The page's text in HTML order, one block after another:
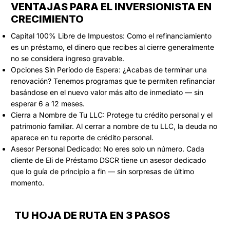
VENTAJAS PARA EL INVERSIONISTA EN
CRECIMIENTO
Capital 100% Libre de Impuestos: Como el refinanciamiento
es un préstamo, el dinero que recibes al cierre generalmente
no se considera ingreso gravable.
Opciones Sin Período de Espera: ¿Acabas de terminar una
renovación? Tenemos programas que te permiten refinanciar
basándose en el nuevo valor más alto de inmediato — sin
esperar 6 a 12 meses.
Cierra a Nombre de Tu LLC: Protege tu crédito personal y el
patrimonio familiar. Al cerrar a nombre de tu LLC, la deuda no
aparece en tu reporte de crédito personal.
Asesor Personal Dedicado: No eres solo un número. Cada
cliente de Eli de Préstamo DSCR tiene un asesor dedicado
que lo guía de principio a fin — sin sorpresas de último
momento.
TU HOJA DE RUTA EN 3 PASOS